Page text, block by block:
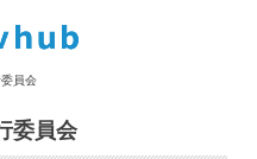
員会
委員会